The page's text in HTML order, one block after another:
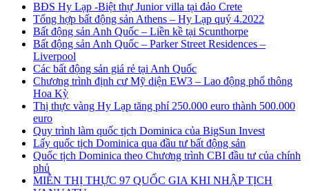
BĐS Hy Lạp -Biệt thự Junior villa tại đảo Crete
Tổng hợp bất động sản Athens – Hy Lạp quý 4.2022
Bất động sản Anh Quốc – Liền kề tại Scunthorpe
Bất động sản Anh Quốc – Parker Street Residences –
Liverpool
Các bất động sản giá rẻ tại Anh Quốc
Chương trình định cư Mỹ diện EW3 – Lao động phổ thông
Hoa Kỳ
Thị thực vàng Hy Lạp tăng phí 250.000 euro thành 500.000
euro
Quy trình làm quốc tịch Dominica của BigSun Invest
Lấy quốc tịch Dominica qua đầu tư bất động sản
Quốc tịch Dominica theo Chương trình CBI đầu tư của chính
phủ
MIỄN THỊ THỰC 97 QUỐC GIA KHI NHẬP TỊCH